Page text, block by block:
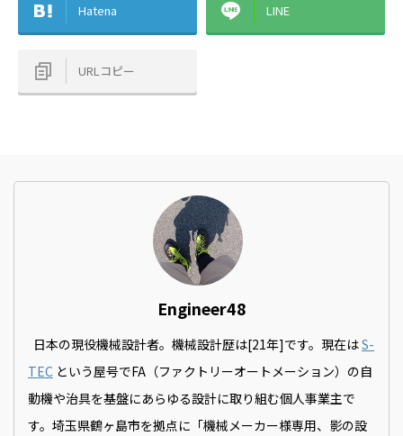
Hatena LINE
URLコピー
Engineer48
日本の現役機械設計者。機械設計歴は[21年]です。現在はS-
TEC という屋号でFA（ファクトリーオートメーション）の自
動機や治具を基盤にあらゆる設計に取り組む個人事業主で
す。埼玉県鶴ヶ島市を拠点に「機械メーカー様専用、影の設